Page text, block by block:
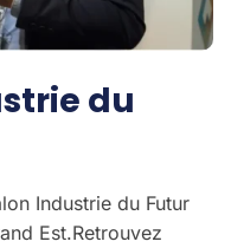
du
Industrie du Futur
Est.Retrouvez